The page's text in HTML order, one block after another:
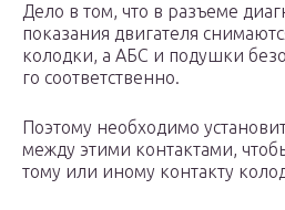
Дело в том, что в разъеме
показания двигателя
колодки, а АБС и подушки
го соответственно.
Поэтому необходимо
между этими контактами,
тому или иному контакту